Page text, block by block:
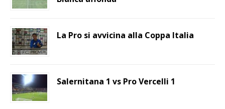
La Pro si avvicina alla Coppa Italia
Salernitana 1 vs Pro Vercelli 1